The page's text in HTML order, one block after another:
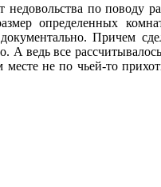
по поводу
определенных
Причем
А ведь все
не по чьей-то